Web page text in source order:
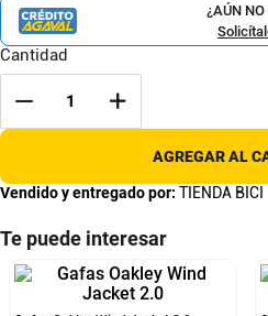
¿AÚN
Cantidad
AGREGAR AL
Vendido y entregado por: TIENDA BICI
Te puede interesar